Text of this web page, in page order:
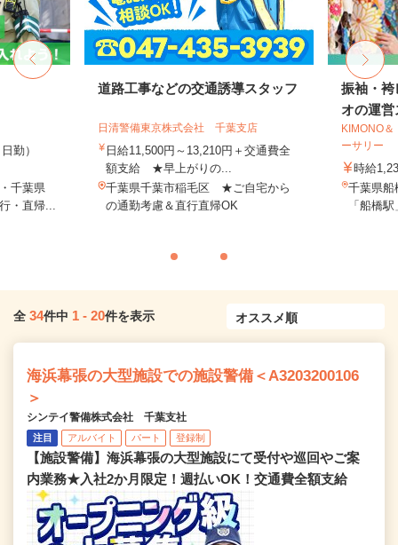
日勤）
千葉県
・直帰...
道路工事などの交通誘導スタッフ
日清警備東京株式会社 千葉支店
日給11,500円～13,210円＋交通費全
額支給 ★早上がりの...
千葉県千葉市稲毛区 ★ご自宅から
の通勤考慮＆直行直帰OK
振袖・袴
オの運営
KIMONO
ーサリー
時給
千葉県船
「船橋
全 34件中 1 - 20件を表示
海浜幕張の大型施設での施設警備＜A3203200106
＞
シンテイ警備株式会社 千葉支社
注目 アルバイト パート 登録制
【施設警備】海浜幕張の大型施設にて受付や巡回やご案
内業務★入社2か月限定！週払いOK！交通費全額支給